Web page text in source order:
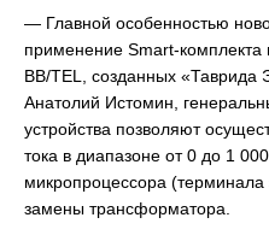
— Главной особенностью
применение Smart-комплекта
BB/TEL, созданных «Таврида
Анатолий Истомин,
устройства позволяют
тока в диапазоне от 0 до 1
микропроцессора
замены трансформатора.